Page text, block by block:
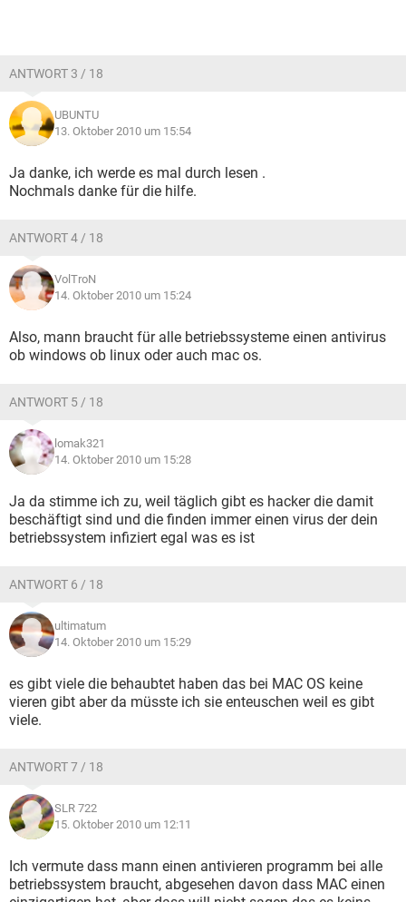
ANTWORT 3 / 18
UBUNTU
13. Oktober 2010 um 15:54
Ja danke, ich werde es mal durch lesen .
Nochmals danke für die hilfe.
ANTWORT 4 / 18
VolTroN
14. Oktober 2010 um 15:24
Also, mann braucht für alle betriebssysteme einen antivirus
ob windows ob linux oder auch mac os.
ANTWORT 5 / 18
lomak321
14. Oktober 2010 um 15:28
Ja da stimme ich zu, weil täglich gibt es hacker die damit
beschäftigt sind und die finden immer einen virus der dein
betriebssystem infiziert egal was es ist
ANTWORT 6 / 18
ultimatum
14. Oktober 2010 um 15:29
es gibt viele die behaubtet haben das bei MAC OS keine
vieren gibt aber da müsste ich sie enteuschen weil es gibt
viele.
ANTWORT 7 / 18
SLR 722
15. Oktober 2010 um 12:11
Ich vermute dass mann einen antivieren programm bei alle
betriebssystem braucht, abgesehen davon dass MAC einen